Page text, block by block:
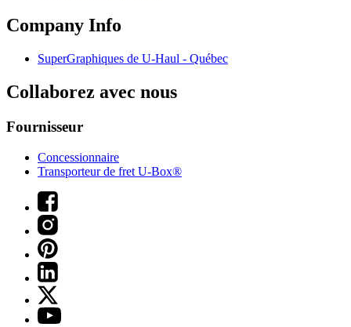
Company Info
SuperGraphiques de U-Haul - Québec
Collaborez avec nous
Fournisseur
Concessionnaire
Transporteur de fret U-Box®